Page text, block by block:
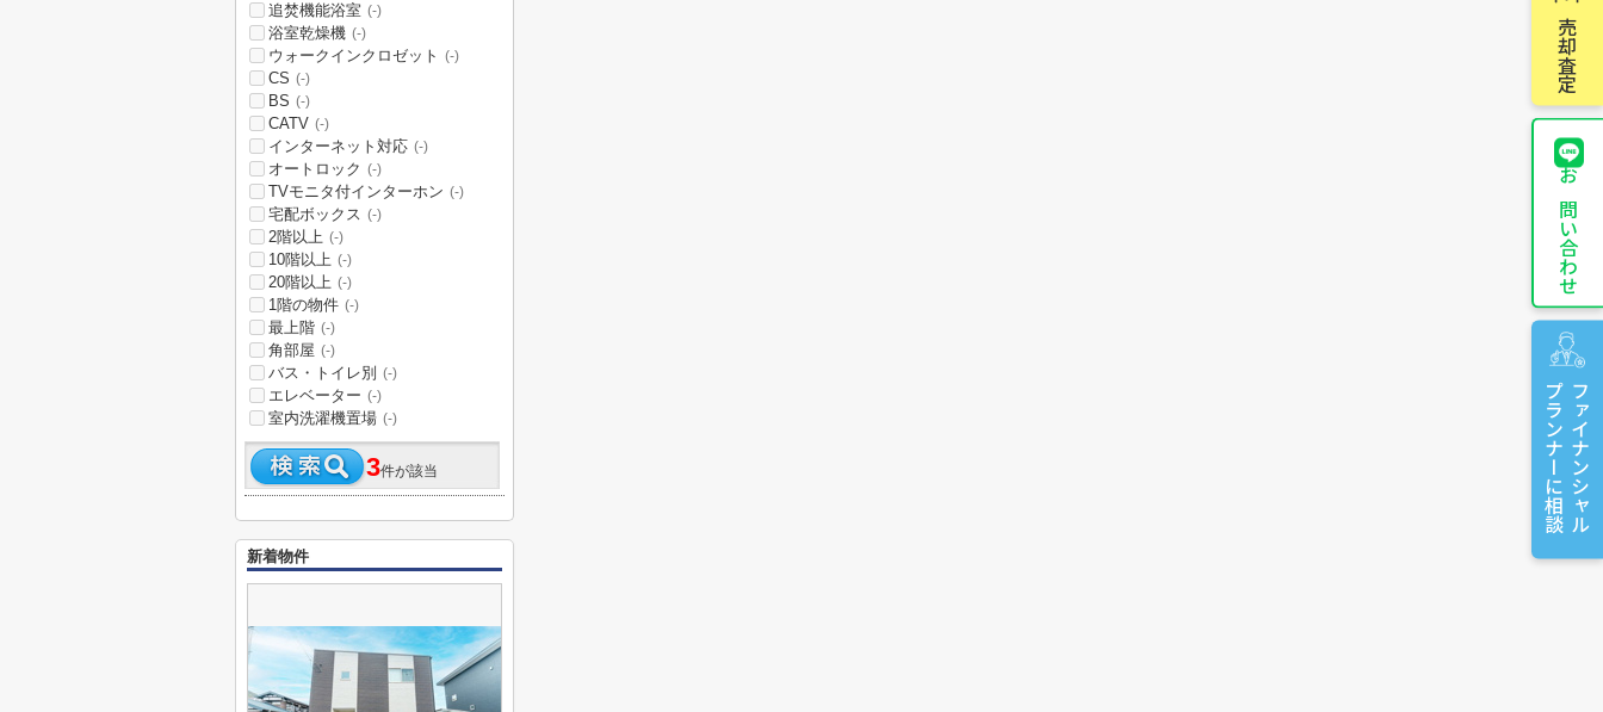
売却査定
お問い合わせ
ファイナンシャル
プランナーに相談
追焚機能浴室 (-)
浴室乾燥機 (-)
ウォークインクロゼット (-)
CS (-)
BS (-)
CATV (-)
インターネット対応 (-)
オートロック (-)
TVモニタ付インターホン (-)
宅配ボックス (-)
2階以上 (-)
10階以上 (-)
20階以上 (-)
1階の物件 (-)
最上階 (-)
角部屋 (-)
バス・トイレ別 (-)
エレベーター (-)
室内洗濯機置場 (-)
3件が該当
新着物件